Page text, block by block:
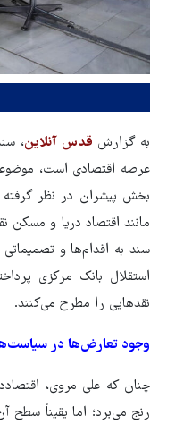
به گزارش قدس آنلاین،
عرصه اقتصادی است،
بخش پیشران در نظر
مانند اقتصاد دریا و
سند به اقدام‌ها و
استقلال بانک مرکزی
نقدهایی را مطرح می‌کنند.
وجود تعارض‌ها در
چنان که علی مروی،
رنج می‌برد؛ اما یقیناً